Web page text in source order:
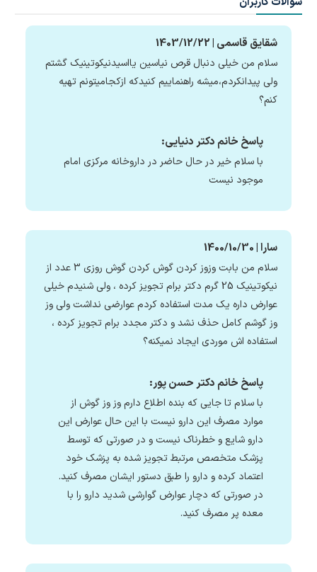
شقایق قاسمی | 1403/12/22
سلام من خیلی دنبال قرص نیاسین یااسیدنیکوتینیک گشتم
ولی پیدانکردم،میشه راهنماییم کنیدکه ازکجامیتونم تهیه
کنم؟
پاسخ خانم دکتر دنیایی:
با سلام خیر در حال حاضر در داروخانه مرکزی امام
موجود نیست
سارا | 1400/10/30
سلام من بابت وزوز کردن گوش کردن گوش روزی 3 عدد از
نیکوتینیک 25 گرم دکتر برام تجویز کرده ، ولی شنیدم خیلی
عوارض داره یک مدت استفاده کردم عوارضی نداشت ولی وز
وز گوشم کامل حذف نشد و دکتر مجدد برام تجویز کرده ،
استفاده اش موردی ایجاد نمیکنه؟
پاسخ خانم دکتر حسن پور:
با سلام تا جایی که بنده اطلاع دارم وز وز گوش از
موارد مصرف این دارو نیست با این حال عوارض این
دارو شایع و خطرناک نیست و در صورتی که توسط
پزشک متخصص مرتبط تجویز شده به پزشک خود
اعتماد کرده و دارو را طبق دستور ایشان مصرف کنید.
در صورتی که دچار عوارض گوارشی شدید دارو را با
معده پر مصرف کنید.